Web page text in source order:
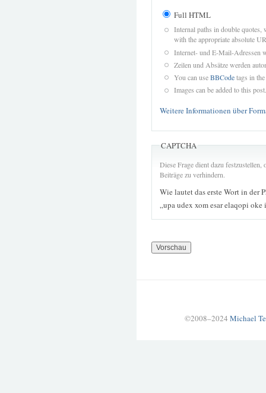
Full HTML
Internal paths in double quotes,
with the appropriate absolute
Internet- und E-Mail-Adressen
Zeilen und Absätze werden
You can useBBCodetags in
Images can be added to this post.
Weitere Informationen über
CAPTCHA
Diese Frage dient dazu
Beiträge zu verhindern.
Wie lautet das erste Wort in der
„upa udex xom esar elaqopi
©2008–2024 Michael